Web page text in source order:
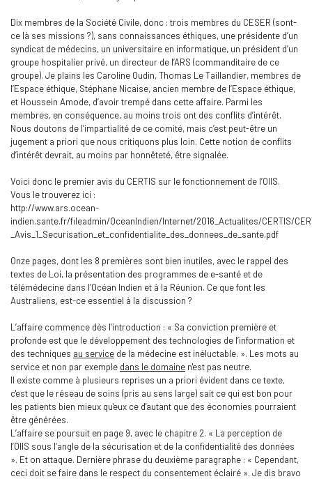
Dix membres de la Société Civile, donc : trois membres du CESER (sont-
ce là ses missions ?), sans connaissances éthiques, une présidente d’un
syndicat de médecins, un universitaire en informatique, un président d’un
groupe hospitalier privé, un directeur de l’ARS (commanditaire de ce
groupe). Je plains les Caroline Oudin, Thomas Le Taillandier, membres de
l’Espace éthique, Stéphane Nicaise, ancien membre de l’Espace éthique,
et Houssein Amode, d’avoir trempé dans cette affaire. Parmi les
membres, en conséquence, au moins trois ont des conflits d’intérêt.
Nous doutons de l’impartialité de ce comité, mais c’est peut-être un
jugement a priori que nous critiquons plus loin. Cette notion de conflits
d’intérêt devrait, au moins par honnêteté, être signalée.
Voici donc le premier avis du CERTIS sur le fonctionnement de l’OIIS.
Vous le trouverez ici :
http://www.ars.ocean-
indien.sante.fr/fileadmin/OceanIndien/Internet/2016_Actualites/CERTIS/
_Avis_1_Securisation_et_confidentialite_des_donnees_de_sante.pdf
Onze pages, dont les 8 premières sont bien inutiles, avec le rappel des
textes de Loi, la présentation des programmes de e-santé et de
télémédecine dans l’Océan Indien et à la Réunion. Ce que font les
Australiens, est-ce essentiel à la discussion ?
L’affaire commence dès l’introduction : « Sa conviction première et
profonde est que le développement des technologies de l’information et
des techniques au service de la médecine est inéluctable. ». Les mots au
service et non par exemple dans le domaine n'est pas neutre.
Il existe comme à plusieurs reprises un a priori évident dans ce texte,
c'est que le réseau de soins (pris au sens large) sait ce qui est bon pour
les patients bien mieux qu'eux ce d'autant que des économies pourraient
être générées.
L’affaire se poursuit en page 9, avec le chapitre 2. « La perception de
l’OIIS sous l’angle de la sécurisation et de la confidentialité des données
». Et on attaque. Dernière phrase du deuxième paragraphe : « Cependant,
ceci doit se faire dans le respect du consentement éclairé ». Je dis bravo